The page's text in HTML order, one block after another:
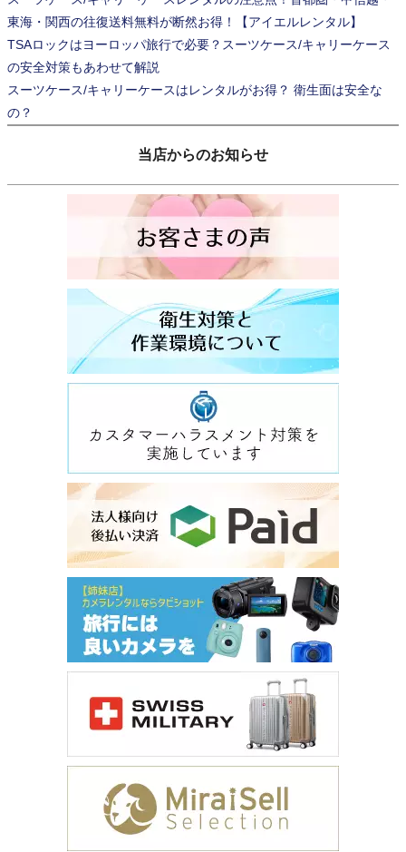
東海・関西の往復送料無料が断然お得！【アイエルレンタル】
TSAロックはヨーロッパ旅行で必要？スーツケース/キャリーケース
の安全対策もあわせて解説
スーツケース/キャリーケースはレンタルがお得？ 衛生面は安全な
の？
当店からのお知らせ